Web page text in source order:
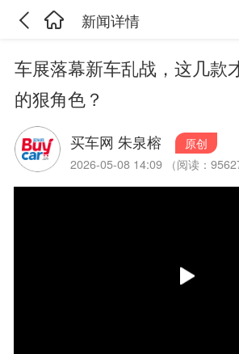
新闻详情
车展落幕新车乱战，这几款
的狠角色？
买车网 朱泉榕
原创
2026-05-08 14:09 （阅读：95627